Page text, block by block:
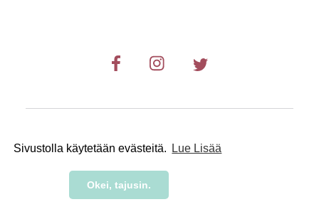
Sivustolla käytetään evästeitä. Lue Lisää
Okei, tajusin.